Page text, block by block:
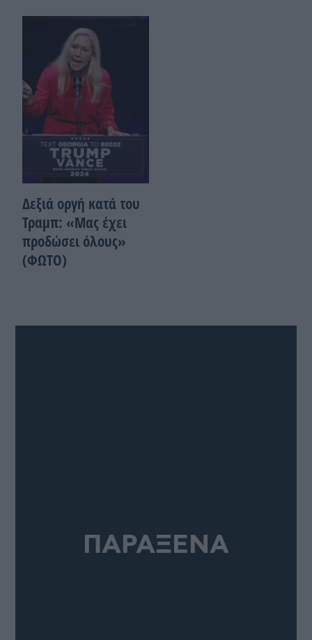
Δεξιά οργή κατά του
Τραμπ: «Μας έχει
προδώσει όλους»
(ΦΩΤΟ)
ΠΑΡΑΞΕΝΑ